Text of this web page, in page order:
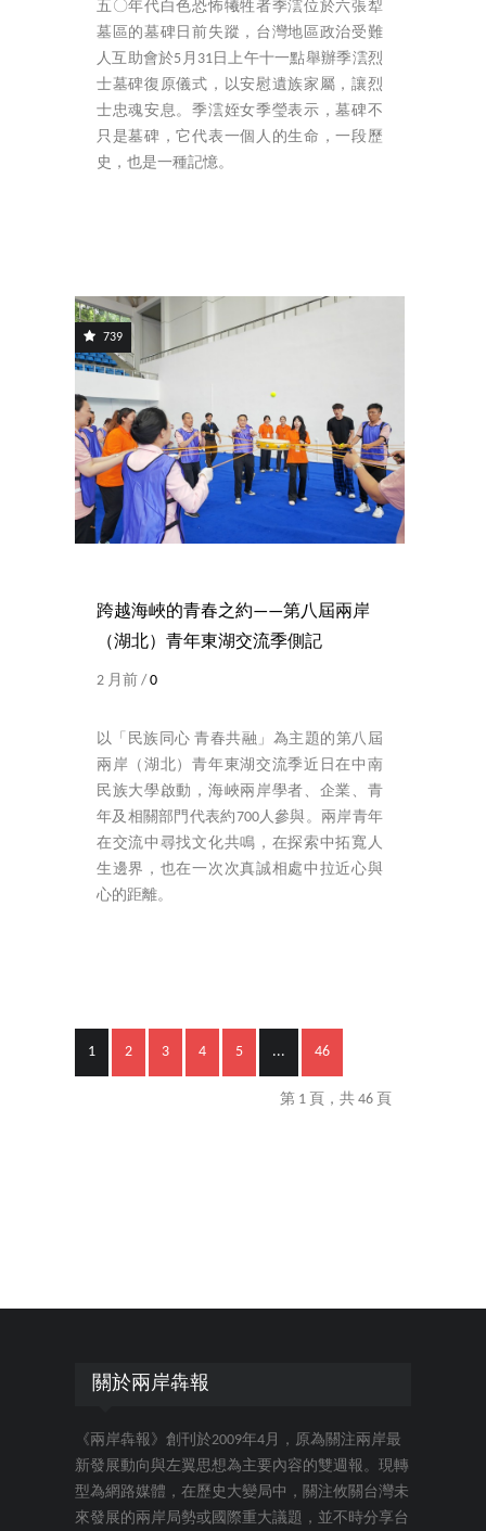
五〇年代白色恐怖犧牲者季澐位於六張犁
墓區的墓碑日前失蹤，台灣地區政治受難
人互助會於5月31日上午十一點舉辦季澐烈
士墓碑復原儀式，以安慰遺族家屬，讓烈
士忠魂安息。季澐姪女季瑩表示，墓碑不
只是墓碑，它代表一個人的生命，一段歷
史，也是一種記憶。
739
跨越海峽的青春之約——第八屆兩岸
（湖北）青年東湖交流季側記
2 月前 / 0
以「民族同心 青春共融」為主題的第八屆
兩岸（湖北）青年東湖交流季近日在中南
民族大學啟動，海峽兩岸學者、企業、青
年及相關部門代表約700人參與。兩岸青年
在交流中尋找文化共鳴，在探索中拓寬人
生邊界，也在一次次真誠相處中拉近心與
心的距離。
1 2 3 4 5 ... 46
第 1 頁，共 46 頁
關於兩岸犇報
《兩岸犇報》創刊於2009年4月，原為關注兩岸最
新發展動向與左翼思想為主要內容的雙週報。現轉
型為網路媒體，在歷史大變局中，關注攸關台灣未
來發展的兩岸局勢或國際重大議題，並不時分享台